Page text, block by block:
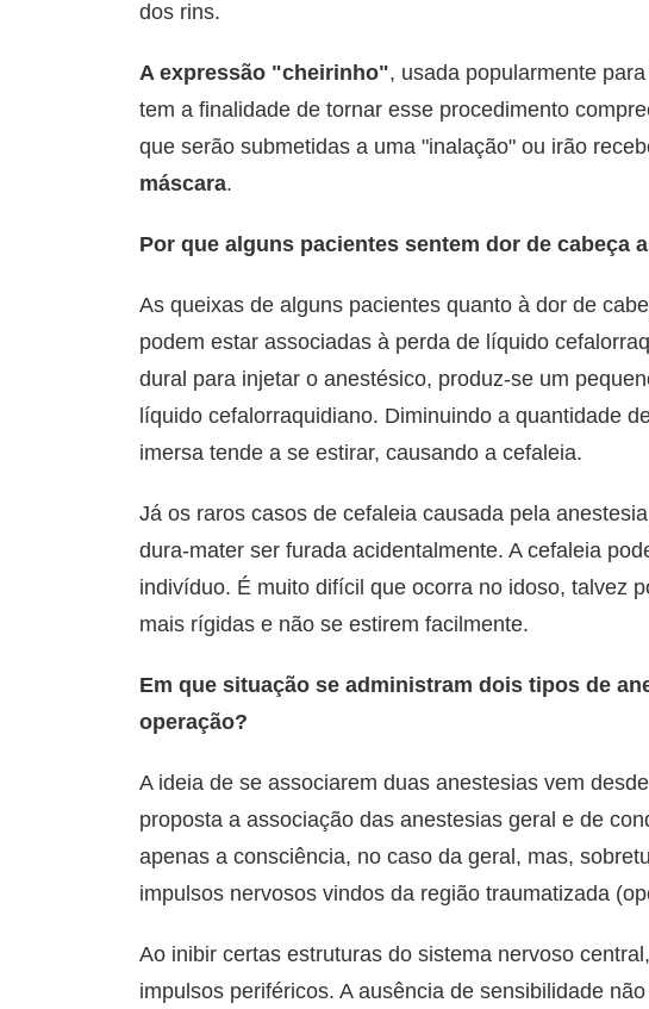
dos rins.
A expressão "cheirinho", usada popularmente
tem a finalidade de tornar esse procedimento
que serão submetidas a uma "inalação" ou irão
máscara.
Por que alguns pacientes sentem dor de cabeça
As queixas de alguns pacientes quanto à dor de
podem estar associadas à perda de líquido
dural para injetar o anestésico, produz-se um
líquido cefalorraquidiano. Diminuindo a quantidade
imersa tende a se estirar, causando a cefaleia.
Já os raros casos de cefaleia causada pela
dura-mater ser furada acidentalmente. A cefaleia
indivíduo. É muito difícil que ocorra no idoso, talvez
mais rígidas e não se estirem facilmente.
Em que situação se administram dois tipos de
operação?
A ideia de se associarem duas anestesias vem
proposta a associação das anestesias geral e de
apenas a consciência, no caso da geral, mas,
impulsos nervosos vindos da região traumatizada
Ao inibir certas estruturas do sistema nervoso
impulsos periféricos. A ausência de sensibilidade